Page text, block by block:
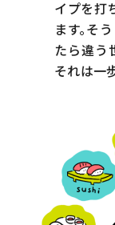
イプを打
ます。そ
たら違う
それは一